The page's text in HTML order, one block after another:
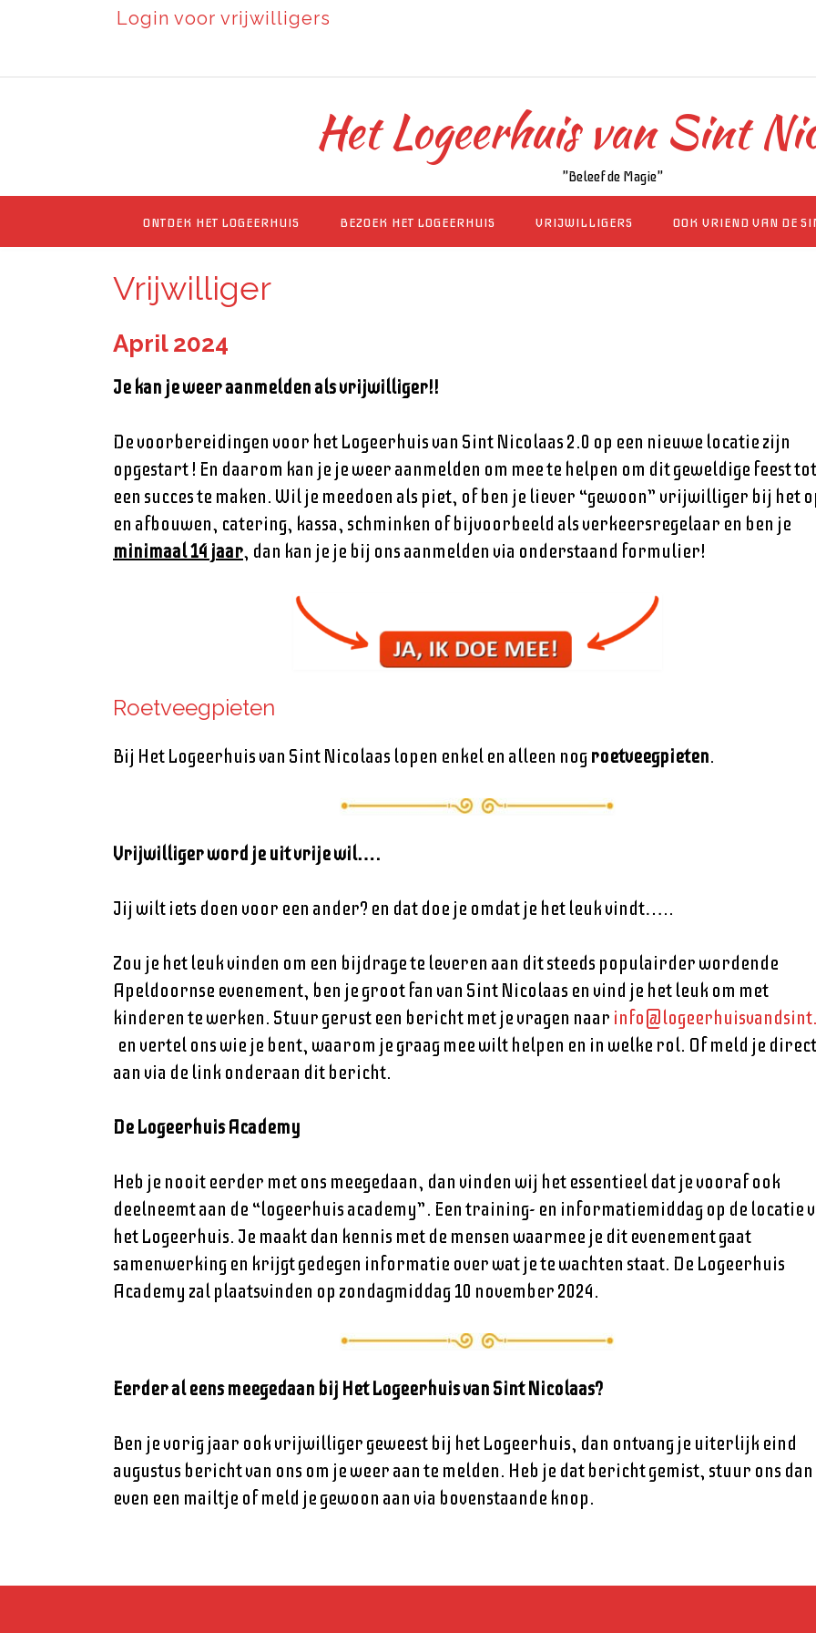
Login voor vrijwilligers
Het Logeerhuis van Sint
"Beleef de Magie"
ONTDEK HET LOGEERHUIS BEZOEK HET LOGEERHUIS VRIJWILLIGERS OOK VRIEND VAN DE
Vrijwilliger
April 2024
Je kan je weer aanmelden als vrijwilliger!!
De voorbereidingen voor het Logeerhuis van Sint Nicolaas 2.0 op een nieuwe locatie zijn
opgestart ! En daarom kan je je weer aanmelden om mee te helpen om dit geweldige feest tot
een succes te maken. Wil je meedoen als piet, of ben je liever “gewoon” vrijwilliger bij het
en afbouwen, catering, kassa, schminken of bijvoorbeeld als verkeersregelaar en ben je
minimaal 14 jaar, dan kan je je bij ons aanmelden via onderstaand formulier!
Roetveegpieten
Bij Het Logeerhuis van Sint Nicolaas lopen enkel en alleen nog roetveegpieten.
Vrijwilliger word je uit vrije wil….
Jij wilt iets doen voor een ander? en dat doe je omdat je het leuk vindt…..
Zou je het leuk vinden om een bijdrage te leveren aan dit steeds populairder wordende
Apeldoornse evenement, ben je groot fan van Sint Nicolaas en vind je het leuk om met
kinderen te werken. Stuur gerust een bericht met je vragen naar
en vertel ons wie je bent, waarom je graag mee wilt helpen en in welke rol. Of meld je direct
aan via de link onderaan dit bericht.
De Logeerhuis Academy
Heb je nooit eerder met ons meegedaan, dan vinden wij het essentieel dat je vooraf ook
deelneemt aan de “logeerhuis academy”. Een training- en informatiemiddag op de locatie
het Logeerhuis. Je maakt dan kennis met de mensen waarmee je dit evenement gaat
samenwerking en krijgt gedegen informatie over wat je te wachten staat. De Logeerhuis
Academy zal plaatsvinden op zondagmiddag 10 november 2024.
Eerder al eens meegedaan bij Het Logeerhuis van Sint Nicolaas?
Ben je vorig jaar ook vrijwilliger geweest bij het Logeerhuis, dan ontvang je uiterlijk eind
augustus bericht van ons om je weer aan te melden. Heb je dat bericht gemist, stuur ons dan
even een mailtje of meld je gewoon aan via bovenstaande knop.